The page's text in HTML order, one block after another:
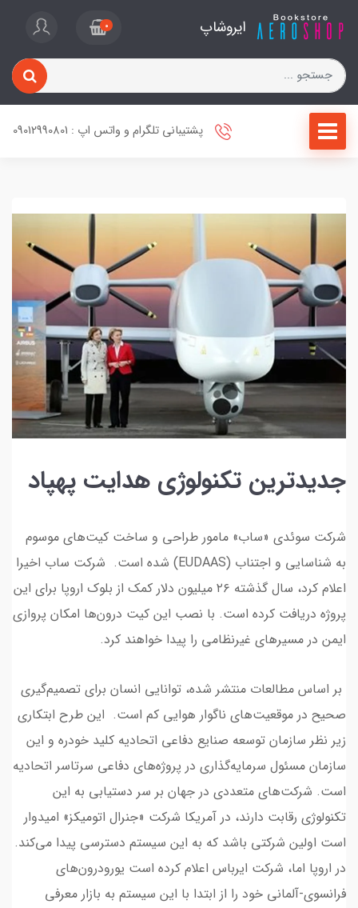
ایروشاپ 0
پشتیبانی تلگرام و واتس اپ : 09012990801
جدیدترین تکنولوژی هدایت پهپاد
شرکت سوئدی «ساب» مامور طراحی و ساخت کیت‌های موسوم
به شناسایی و اجتناب (EUDAAS) شده است. شرکت ساب اخیرا
اعلام کرد، سال گذشته ۲۶ میلیون دلار کمک از بلوک اروپا برای این
پروژه دریافت کرده است. با نصب این کیت درون‌ها امکان پروازی
ایمن در مسیرهای غیرنظامی را پیدا خواهند کرد.
بر اساس مطالعات منتشر شده، توانایی انسان برای تصمیم‌گیری
صحیح در موقعیت‌های ناگوار هوایی کم است. این طرح ابتکاری
زیر نظر سازمان توسعه صنایع دفاعی اتحادیه کلید خودره و این
سازمان مسئول سرمایه‌گذاری در پروژه‌های دفاعی سرتاسر اتحادیه
است. شرکت‌های متعددی در جهان بر سر دستیابی به این
تکنولوژی رقابت دارند، در آمریکا شرکت «جنرال اتومیکز» امیدوار
است اولین شرکتی باشد که به این سیستم دسترسی پیدا می‌کند.
در اروپا اما، شرکت ایرباس اعلام کرده است یورودرون‌های
فرانسوی-آلمانی خود را از ابتدا با این سیستم به بازار معرفی